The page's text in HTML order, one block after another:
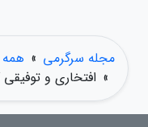
مجله سرگرمی » همه
» افتخاری و توفیقی